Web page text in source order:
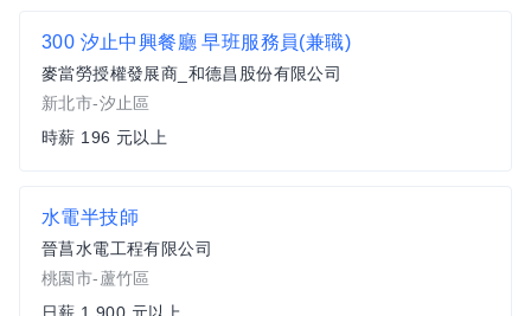
300 汐止中興餐廳 早班服務員(兼職)
麥當勞授權發展商_和德昌股份有限公司
新北市-汐止區
時薪 196 元以上
水電半技師
晉菖水電工程有限公司
桃園市-蘆竹區